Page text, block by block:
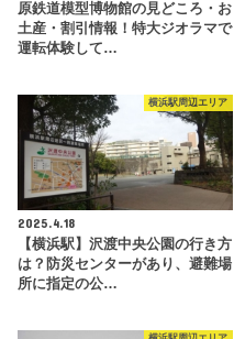
原鉄道模型博物館の見どころ・お
土産・割引情報！特大ジオラマで
運転体験して…
横浜駅周辺エリア
2025.4.18
【横浜駅】沢渡中央公園の行き方
は？防災センターがあり、避難場
所に指定の公…